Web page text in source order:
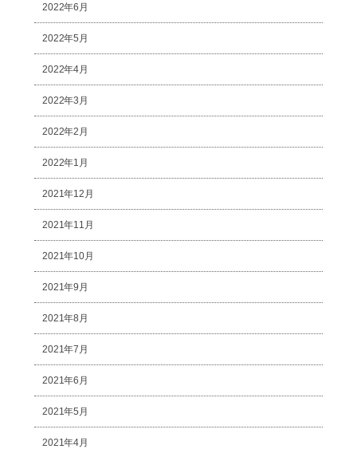
2022年6月
2022年5月
2022年4月
2022年3月
2022年2月
2022年1月
2021年12月
2021年11月
2021年10月
2021年9月
2021年8月
2021年7月
2021年6月
2021年5月
2021年4月